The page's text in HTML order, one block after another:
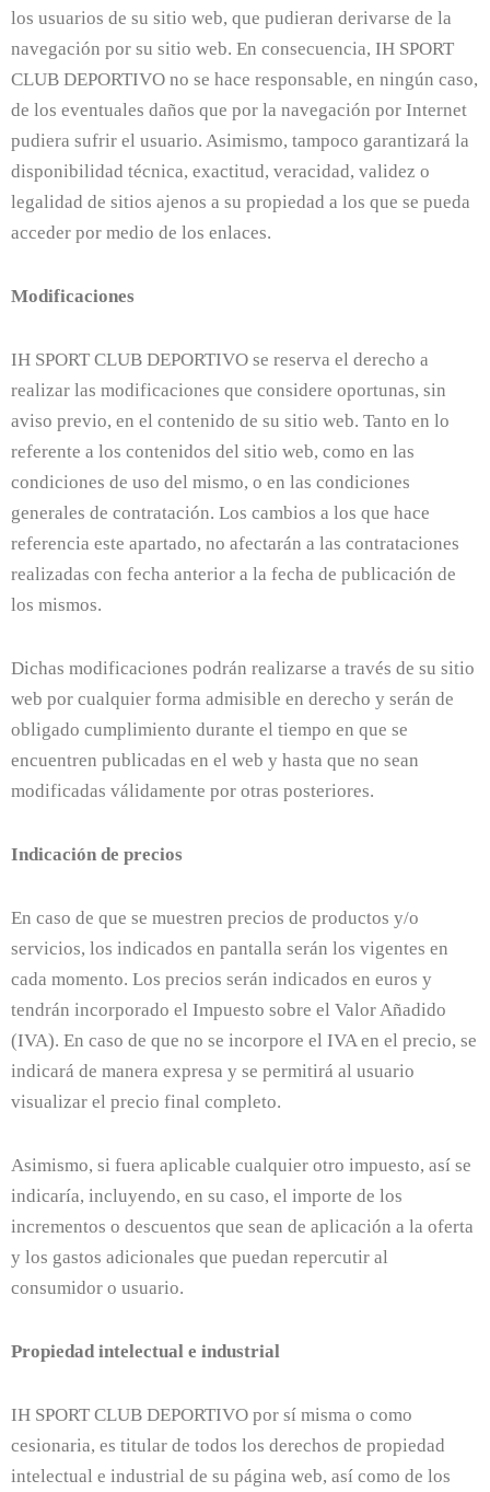
los usuarios de su sitio web, que pudieran derivarse de la
navegación por su sitio web. En consecuencia, IH SPORT
CLUB DEPORTIVO no se hace responsable, en ningún caso,
de los eventuales daños que por la navegación por Internet
pudiera sufrir el usuario. Asimismo, tampoco garantizará la
disponibilidad técnica, exactitud, veracidad, validez o
legalidad de sitios ajenos a su propiedad a los que se pueda
acceder por medio de los enlaces.
Modificaciones
IH SPORT CLUB DEPORTIVO se reserva el derecho a
realizar las modificaciones que considere oportunas, sin
aviso previo, en el contenido de su sitio web. Tanto en lo
referente a los contenidos del sitio web, como en las
condiciones de uso del mismo, o en las condiciones
generales de contratación. Los cambios a los que hace
referencia este apartado, no afectarán a las contrataciones
realizadas con fecha anterior a la fecha de publicación de
los mismos.
Dichas modificaciones podrán realizarse a través de su sitio
web por cualquier forma admisible en derecho y serán de
obligado cumplimiento durante el tiempo en que se
encuentren publicadas en el web y hasta que no sean
modificadas válidamente por otras posteriores.
Indicación de precios
En caso de que se muestren precios de productos y/o
servicios, los indicados en pantalla serán los vigentes en
cada momento. Los precios serán indicados en euros y
tendrán incorporado el Impuesto sobre el Valor Añadido
(IVA). En caso de que no se incorpore el IVA en el precio, se
indicará de manera expresa y se permitirá al usuario
visualizar el precio final completo.
Asimismo, si fuera aplicable cualquier otro impuesto, así se
indicaría, incluyendo, en su caso, el importe de los
incrementos o descuentos que sean de aplicación a la oferta
y los gastos adicionales que puedan repercutir al
consumidor o usuario.
Propiedad intelectual e industrial
IH SPORT CLUB DEPORTIVO por sí misma o como
cesionaria, es titular de todos los derechos de propiedad
intelectual e industrial de su página web, así como de los